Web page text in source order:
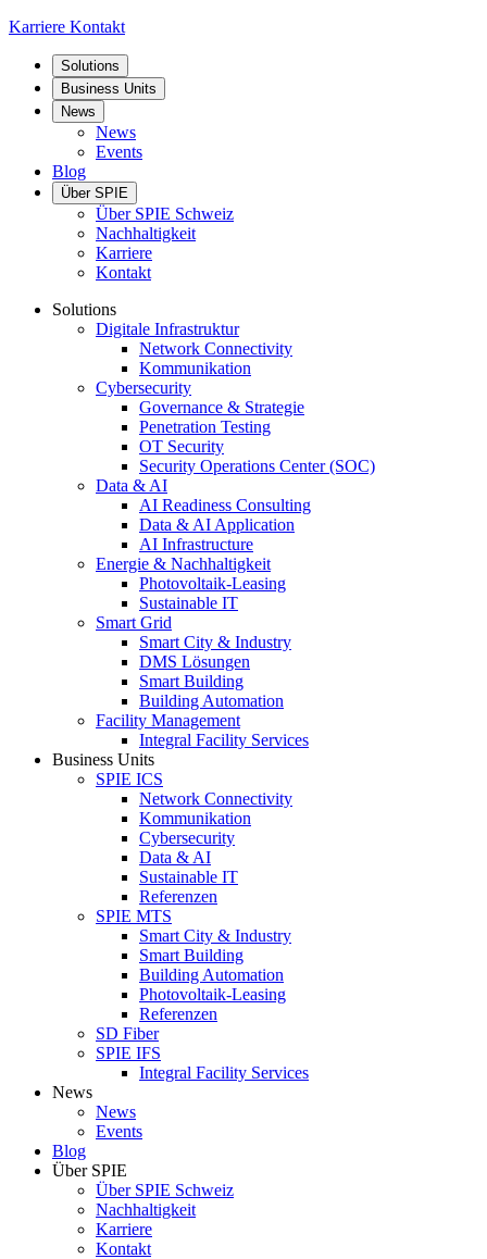
Karriere Kontakt
Solutions
Business Units
News
News
Events
Blog
Über SPIE
Über SPIE Schweiz
Nachhaltigkeit
Karriere
Kontakt
Solutions
Digitale Infrastruktur
Network Connectivity
Kommunikation
Cybersecurity
Governance & Strategie
Penetration Testing
OT Security
Security Operations Center (SOC)
Data & AI
AI Readiness Consulting
Data & AI Application
AI Infrastructure
Energie & Nachhaltigkeit
Photovoltaik-Leasing
Sustainable IT
Smart Grid
Smart City & Industry
DMS Lösungen
Smart Building
Building Automation
Facility Management
Integral Facility Services
Business Units
SPIE ICS
Network Connectivity
Kommunikation
Cybersecurity
Data & AI
Sustainable IT
Referenzen
SPIE MTS
Smart City & Industry
Smart Building
Building Automation
Photovoltaik-Leasing
Referenzen
SD Fiber
SPIE IFS
Integral Facility Services
News
News
Events
Blog
Über SPIE
Über SPIE Schweiz
Nachhaltigkeit
Karriere
Kontakt